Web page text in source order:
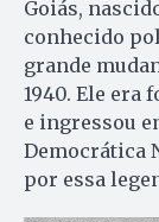
Goiás,
conhecido
grande
1940. Ele era
e ingressou
Democrática
por essa